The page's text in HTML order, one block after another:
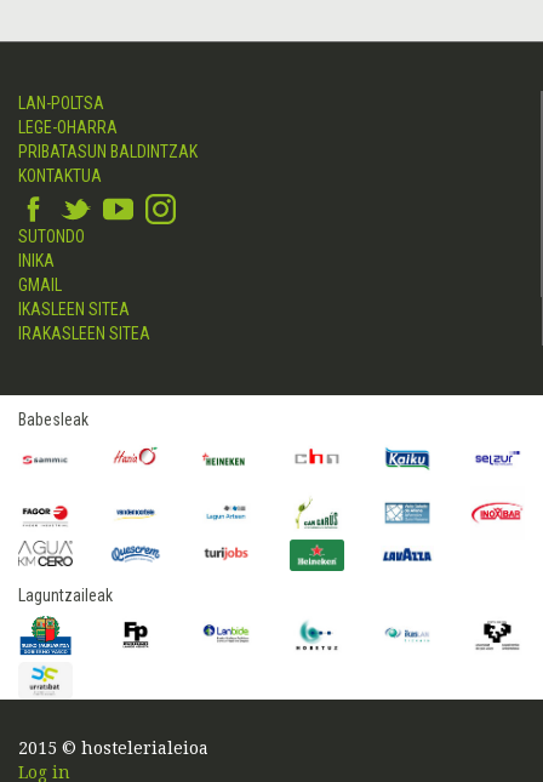
LAN-POLTSA
LEGE-OHARRA
PRIBATASUN BALDINTZAK
KONTAKTUA
SUTONDO
INIKA
GMAIL
IKASLEEN SITEA
IRAKASLEEN SITEA
Babesleak
Laguntzaileak
2015 © hostelerialeioa
Log in